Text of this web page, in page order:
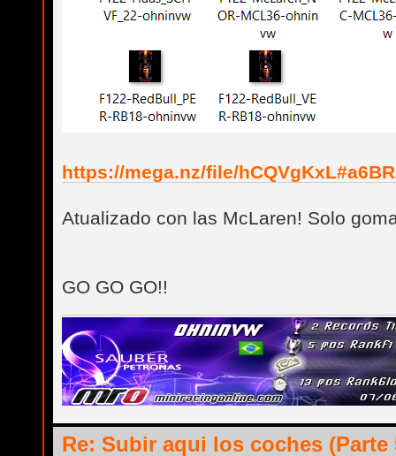
https://mega.nz/file/
Atualizado con las McLaren! Solo
GO GO GO!!
Re: Subir aqui los coches (Parte